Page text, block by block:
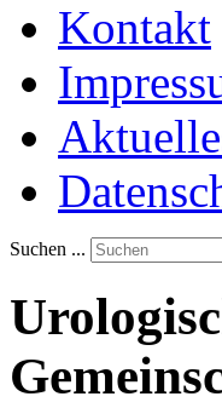
Kontakt
Suchen ...